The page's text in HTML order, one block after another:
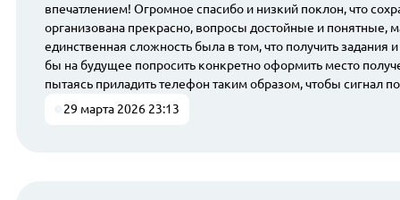
впечатлением! Огромное спасибо и низкий поклон, что
организована прекрасно, вопросы достойные и понятные,
единственная сложность была в том, что получить задания
бы на будущее попросить конкретно оформить место
пытаясь приладить телефон таким образом, чтобы сигнал
29 марта 2026 23:13